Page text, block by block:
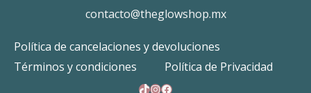
contacto@theglowshop.mx
Política de cancelaciones y devoluciones
Términos y condiciones
Política de Privacidad
TikTok
Instagram
Facebook